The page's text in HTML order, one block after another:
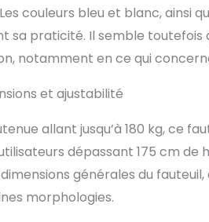
couleurs bleu et blanc, ainsi
sa praticité. Il semble toutefois
notamment en ce qui
et ajustabilité
allant jusqu’à 180 kg, ce
dépassant 175 cm
générales du
morphologies.